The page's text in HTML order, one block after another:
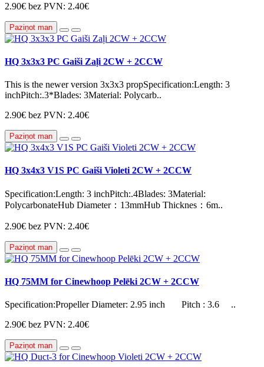
2.90€ bez PVN: 2.40€
Paziņot man
HQ 3x3x3 PC Gaiši Zaļi 2CW + 2CCW
This is the newer version 3x3x3 propSpecification:Length: 3
inchPitch:.3*Blades: 3Material: Polycarb..
2.90€ bez PVN: 2.40€
Paziņot man
HQ 3x4x3 V1S PC Gaiši Violeti 2CW + 2CCW
Specification:Length: 3 inchPitch:.4Blades: 3Material:
PolycarbonateHub Diameter：13mmHub Thicknes：6m..
2.90€ bez PVN: 2.40€
Paziņot man
HQ 75MM for Cinewhoop Pelēki 2CW + 2CCW
Specification:Propeller Diameter: 2.95 inch Pitch : 3.6 ..
2.90€ bez PVN: 2.40€
Paziņot man